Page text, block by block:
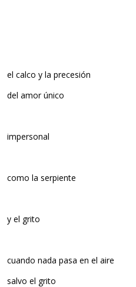
el calco y la precesión
del amor único
impersonal
como la serpiente
y el grito
cuando nada pasa en el aire
salvo el grito